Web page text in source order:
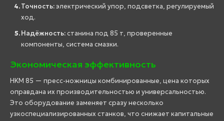
Точность:электрический упор, подсветка, регулируемый
ход.
Надёжность:станина под 85 т, проверенные
компоненты, система смазки.
Экономическая эффективность
HKM 85 — пресс-ножницы комбинированные, цена которых
оправдана их производительностью и универсальностью.
Это оборудование заменяет сразу несколько
узкоспециализированных станков, что снижает капитальные